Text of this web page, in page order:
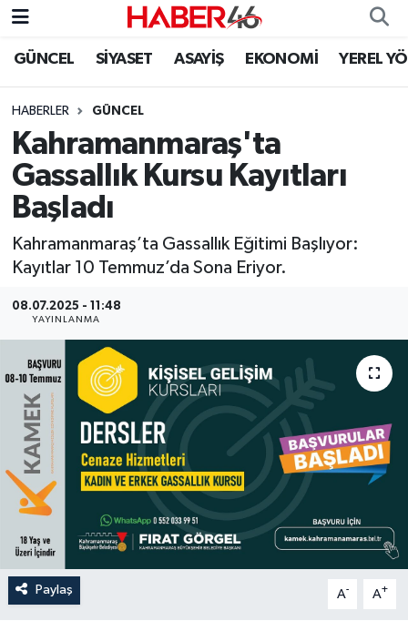
GÜNCEL SİYASET ASAYİŞ EKONOMİ YEREL
HABERLER GÜNCEL
Kahramanmaraş'ta
Gassallık Kursu Kayıtları
Başladı
Kahramanmaraş’ta Gassallık Eğitimi Başlıyor:
Kayıtlar 10 Temmuz’da Sona Eriyor.
08.07.2025 - 11:48
YAYINLANMA
Paylaş A- A+
GÜNCEL
SİYASET
EKONOMİ
SPOR
YAŞAM
TEKNOLOJİ
SAĞLIK
EĞİTİM
İLÇE HABERLERİ
KÜLTÜR-SANAT
KSÜ
DÜNYA
Nöbetçi Eczaneler
Hava Durumu
Kahramanmaraş Namaz Vakitleri
Trafik Durumu
Süper Lig Puan Durumu ve Fikstür
Tüm Manşetler
Son Dakika Haberleri
Haber Arşivi